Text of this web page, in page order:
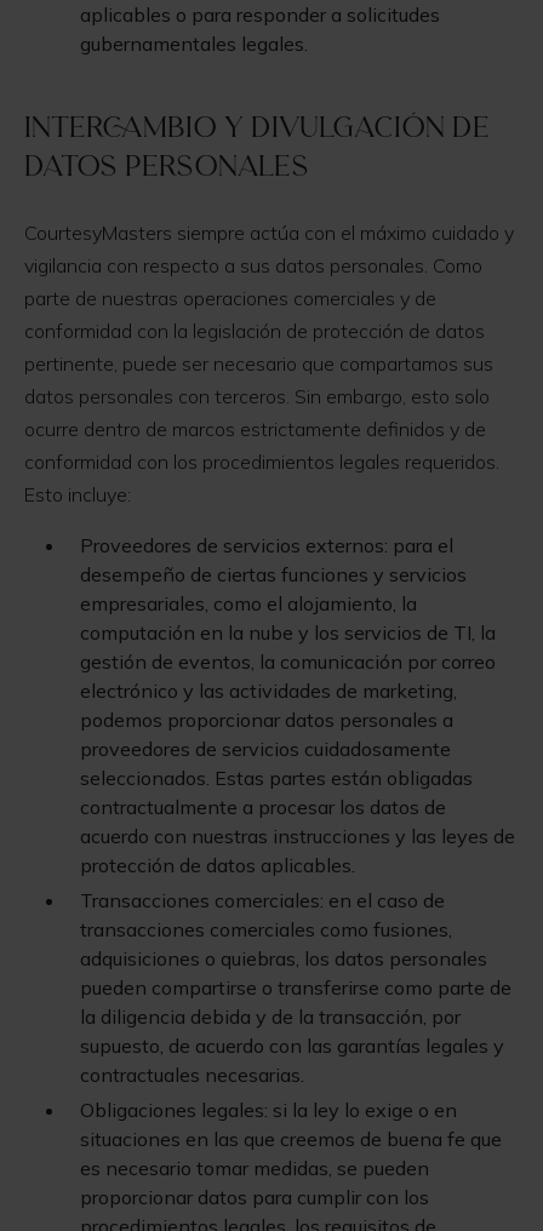
aplicables o para responder a solicitudes
gubernamentales legales.
Intercambio y divulgación de
datos personales
CourtesyMasters siempre actúa con el máximo cuidado y
vigilancia con respecto a sus datos personales. Como
parte de nuestras operaciones comerciales y de
conformidad con la legislación de protección de datos
pertinente, puede ser necesario que compartamos sus
datos personales con terceros. Sin embargo, esto solo
ocurre dentro de marcos estrictamente definidos y de
conformidad con los procedimientos legales requeridos.
Esto incluye:
Proveedores de servicios externos: para el
desempeño de ciertas funciones y servicios
empresariales, como el alojamiento, la
computación en la nube y los servicios de TI, la
gestión de eventos, la comunicación por correo
electrónico y las actividades de marketing,
podemos proporcionar datos personales a
proveedores de servicios cuidadosamente
seleccionados. Estas partes están obligadas
contractualmente a procesar los datos de
acuerdo con nuestras instrucciones y las leyes de
protección de datos aplicables.
Transacciones comerciales: en el caso de
transacciones comerciales como fusiones,
adquisiciones o quiebras, los datos personales
pueden compartirse o transferirse como parte de
la diligencia debida y de la transacción, por
supuesto, de acuerdo con las garantías legales y
contractuales necesarias.
Obligaciones legales: si la ley lo exige o en
situaciones en las que creemos de buena fe que
es necesario tomar medidas, se pueden
proporcionar datos para cumplir con los
procedimientos legales, los requisitos de